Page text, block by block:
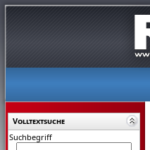
Volltextsuche
Suchbegriff